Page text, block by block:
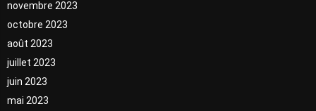
novembre 2023
octobre 2023
août 2023
juillet 2023
juin 2023
mai 2023